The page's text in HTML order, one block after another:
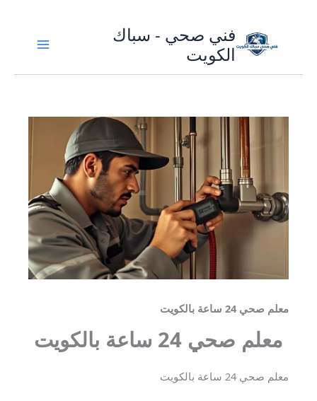
فني صحي - سباك
الكويت
معلم صحي 24 ساعة بالكويت
معلم صحي 24 ساعة بالكويت
معلم صحي 24 ساعة بالكويت